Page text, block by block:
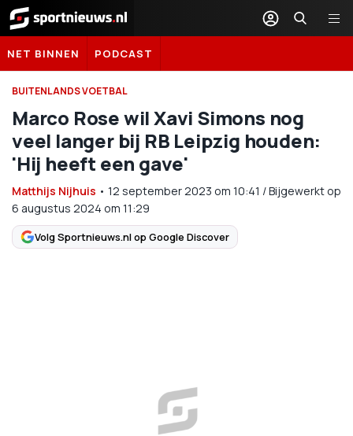
Sportnieuws.nl
NET BINNEN PODCAST
BUITENLANDS VOETBAL
Marco Rose wil Xavi Simons nog
veel langer bij RB Leipzig houden:
'Hij heeft een gave'
Matthijs Nijhuis • 12 september 2023 om 10:41 /Bijgewerkt op
6 augustus 2024 om 11:29
Volg Sportnieuws.nl op Google Discover